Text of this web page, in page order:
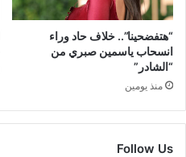
“هتفضحينا”.. خلاف حاد وراء
انسحاب ياسمين صبري من
“الشادر”
منذ يومين
Follow Us